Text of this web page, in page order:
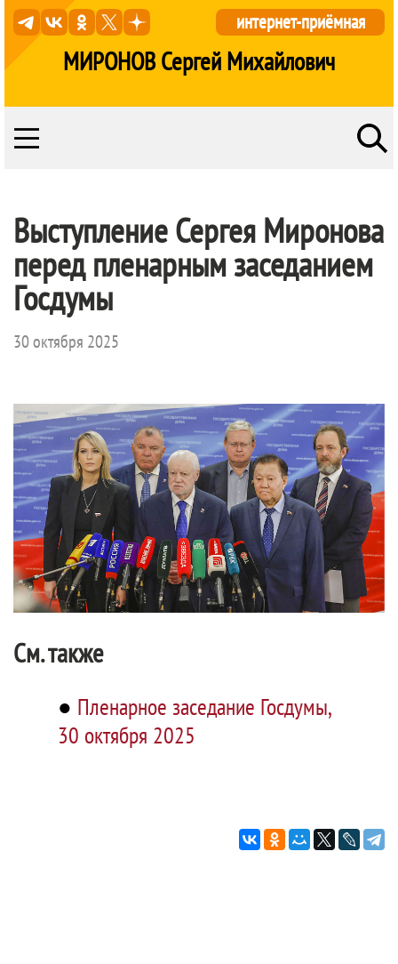
МИРОНОВ Сергей Михайлович
интернет-приёмная
Выступление Сергея Миронова
перед пленарным заседанием
Госдумы
30 октября 2025
См. также
● Пленарное заседание Госдумы,
30 октября 2025